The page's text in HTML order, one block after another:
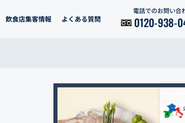
飲食店集客情報 よくある質問
電話でのお問い合
0120-938-